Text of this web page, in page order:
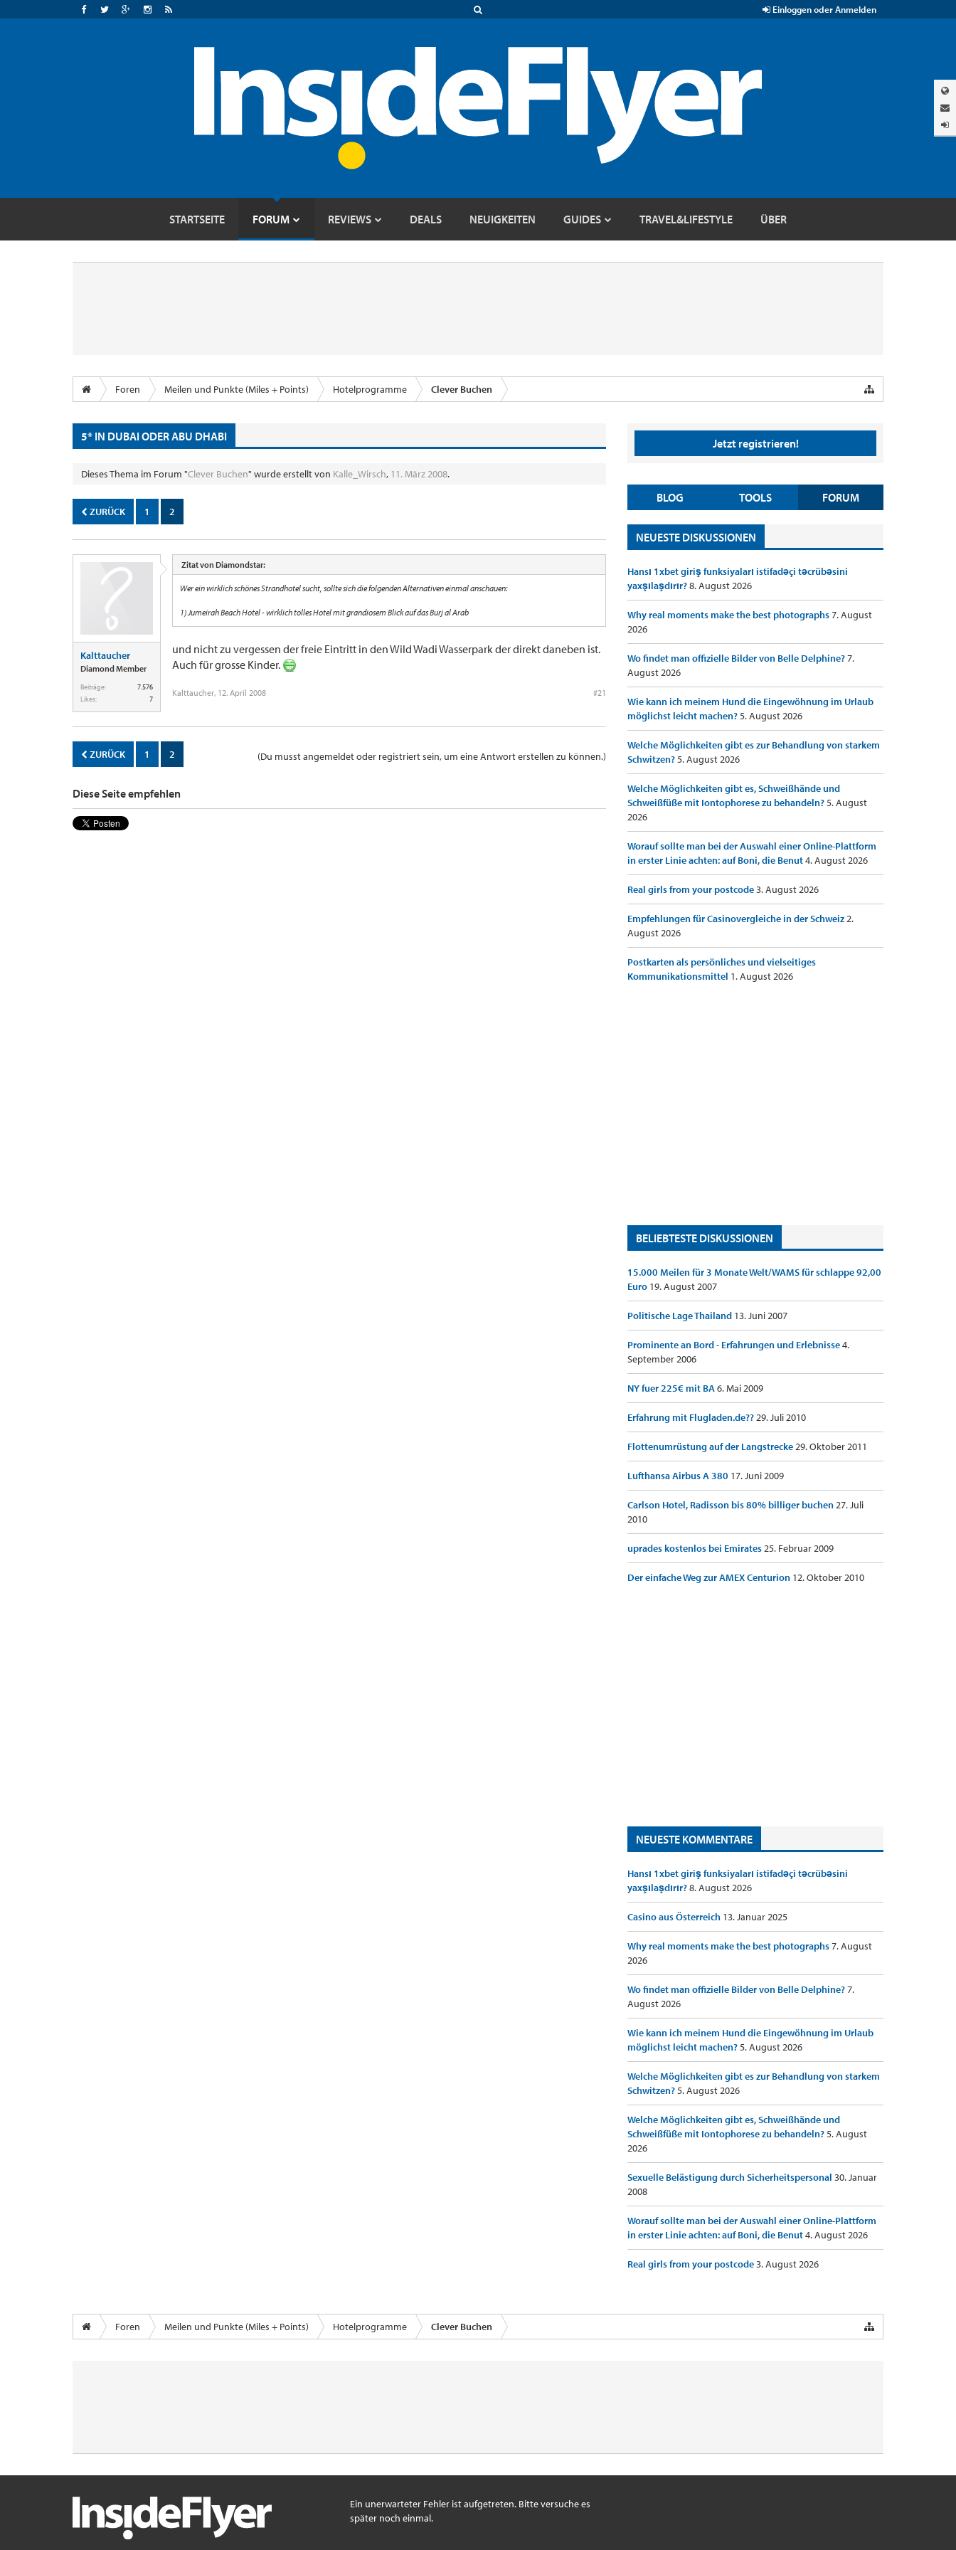
Einloggen oder Anmelden
STARTSEITE FORUM REVIEWS DEALS NEUIGKEITEN GUIDES TRAVEL&LIFESTYLE ÜBER
Foren Meilen und Punkte (Miles + Points) Hotelprogramme Clever Buchen
5* IN DUBAI ODER ABU DHABI
Dieses Thema im Forum "Clever Buchen" wurde erstellt von Kalle_Wirsch, 11. März 2008.
ZURÜCK 1 2
Kalttaucher
Diamond Member
Beiträge:
7.576
Likes:
7
Zitat von Diamondstar:
Wer ein wirklich schönes Strandhotel sucht, sollte sich die folgenden Alternativen einmal anschauen:
1) Jumeirah Beach Hotel - wirklich tolles Hotel mit grandiosem Blick auf das Burj al Arab
und nicht zu vergessen der freie Eintritt in den Wild Wadi Wasserpark der direkt daneben ist.
Auch für grosse Kinder.
Kalttaucher, 12. April 2008 #21
(Du musst angemeldet oder registriert sein, um eine Antwort erstellen zu können.)
ZURÜCK 1 2
Diese Seite empfehlen
Jetzt registrieren!
BLOG TOOLS FORUM
NEUESTE DISKUSSIONEN
Hansı 1xbet giriş funksiyaları istifadəçi təcrübəsini
yaxşılaşdırır?8. August 2026
Why real moments make the best photographs7. August
2026
Wo findet man offizielle Bilder von Belle Delphine?7.
August 2026
Wie kann ich meinem Hund die Eingewöhnung im Urlaub
möglichst leicht machen?5. August 2026
Welche Möglichkeiten gibt es zur Behandlung von starkem
Schwitzen?5. August 2026
Welche Möglichkeiten gibt es, Schweißhände und
Schweißfüße mit Iontophorese zu behandeln?5. August
2026
Worauf sollte man bei der Auswahl einer Online-Plattform
in erster Linie achten: auf Boni, die Benut4. August 2026
Real girls from your postcode3. August 2026
Empfehlungen für Casinovergleiche in der Schweiz2.
August 2026
Postkarten als persönliches und vielseitiges
Kommunikationsmittel 1. August 2026
BELIEBTESTE DISKUSSIONEN
15.000 Meilen für 3 Monate Welt/WAMS für schlappe 92,00
Euro 19. August 2007
Politische Lage Thailand 13. Juni 2007
Prominente an Bord - Erfahrungen und Erlebnisse4.
September 2006
NY fuer 225€ mit BA6. Mai 2009
Erfahrung mit Flugladen.de??29. Juli 2010
Flottenumrüstung auf der Langstrecke29. Oktober 2011
Lufthansa Airbus A 380 17. Juni 2009
Carlson Hotel, Radisson bis 80% billiger buchen27. Juli
2010
uprades kostenlos bei Emirates25. Februar 2009
Der einfache Weg zur AMEX Centurion 12. Oktober 2010
NEUESTE KOMMENTARE
Hansı 1xbet giriş funksiyaları istifadəçi təcrübəsini
yaxşılaşdırır?8. August 2026
Casino aus Österreich 13. Januar 2025
Why real moments make the best photographs7. August
2026
Wo findet man offizielle Bilder von Belle Delphine?7.
August 2026
Wie kann ich meinem Hund die Eingewöhnung im Urlaub
möglichst leicht machen?5. August 2026
Welche Möglichkeiten gibt es zur Behandlung von starkem
Schwitzen?5. August 2026
Welche Möglichkeiten gibt es, Schweißhände und
Schweißfüße mit Iontophorese zu behandeln?5. August
2026
Sexuelle Belästigung durch Sicherheitspersonal 30. Januar
2008
Worauf sollte man bei der Auswahl einer Online-Plattform
in erster Linie achten: auf Boni, die Benut4. August 2026
Real girls from your postcode3. August 2026
Foren Meilen und Punkte (Miles + Points) Hotelprogramme Clever Buchen
Ein unerwarteter Fehler ist aufgetreten. Bitte versuche es
später noch einmal.